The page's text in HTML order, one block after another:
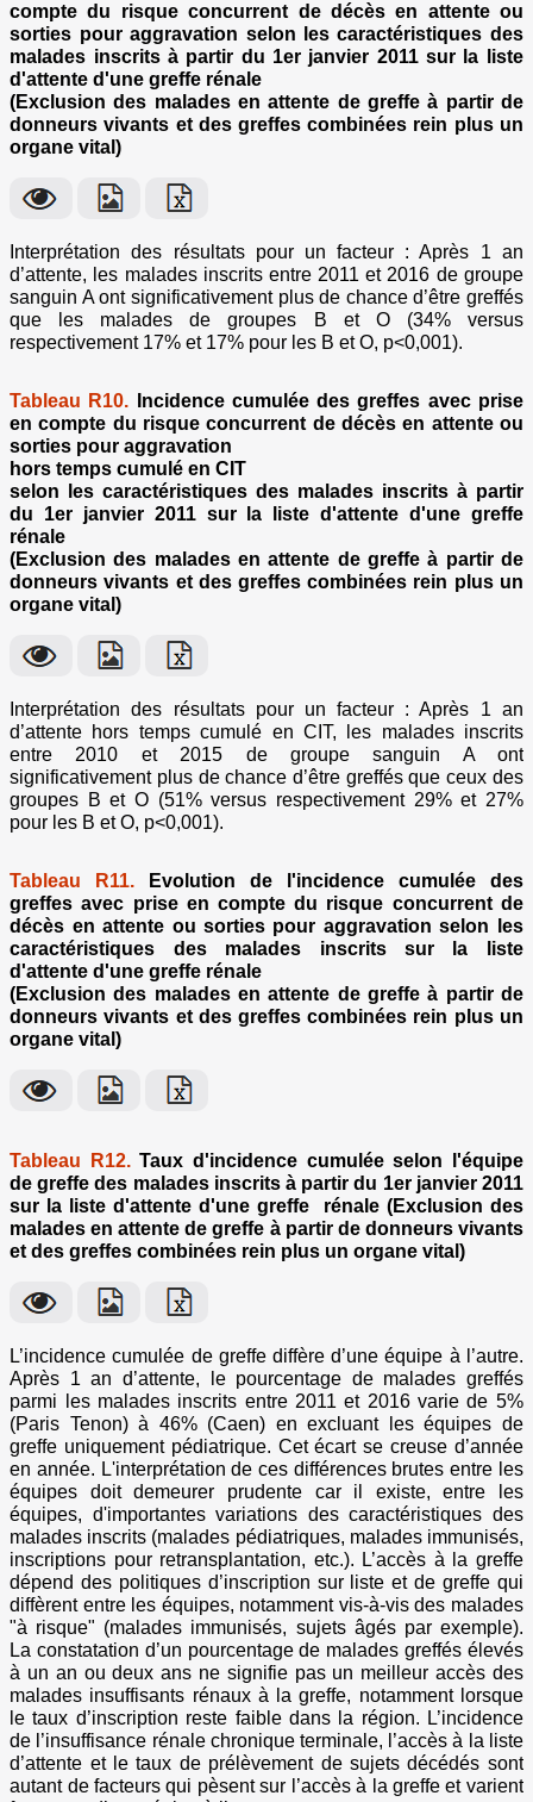
compte du risque concurrent de décès en attente ou
sorties pour aggravation selon les caractéristiques des
malades inscrits à partir du 1er janvier 2011 sur la liste
d'attente d'une greffe rénale
(Exclusion des malades en attente de greffe à partir de
donneurs vivants et des greffes combinées rein plus un
organe vital)
Interprétation des résultats pour un facteur : Après 1 an
d’attente, les malades inscrits entre 2011 et 2016 de groupe
sanguin A ont significativement plus de chance d’être greffés
que les malades de groupes B et O (34% versus
respectivement 17% et 17% pour les B et O, p<0,001).
Tableau R10. Incidence cumulée des greffes avec prise
en compte du risque concurrent de décès en attente ou
sorties pour aggravation
hors temps cumulé en CIT
selon les caractéristiques des malades inscrits à partir
du 1er janvier 2011 sur la liste d'attente d'une greffe
rénale
(Exclusion des malades en attente de greffe à partir de
donneurs vivants et des greffes combinées rein plus un
organe vital)
Interprétation des résultats pour un facteur : Après 1 an
d’attente hors temps cumulé en CIT, les malades inscrits
entre 2010 et 2015 de groupe sanguin A ont
significativement plus de chance d’être greffés que ceux des
groupes B et O (51% versus respectivement 29% et 27%
pour les B et O, p<0,001).
Tableau R11. Evolution de l'incidence cumulée des
greffes avec prise en compte du risque concurrent de
décès en attente ou sorties pour aggravation selon les
caractéristiques des malades inscrits sur la liste
d'attente d'une greffe rénale
(Exclusion des malades en attente de greffe à partir de
donneurs vivants et des greffes combinées rein plus un
organe vital)
Tableau R12.Taux d'incidence cumulée selon l'équipe
de greffe des malades inscrits à partir du 1er janvier 2011
sur la liste d'attente d'une greffe rénale (Exclusion des
malades en attente de greffe à partir de donneurs vivants
et des greffes combinées rein plus un organe vital)
L’incidence cumulée de greffe diffère d’une équipe à l’autre.
Après 1 an d’attente, le pourcentage de malades greffés
parmi les malades inscrits entre 2011 et 2016 varie de 5%
(Paris Tenon) à 46% (Caen) en excluant les équipes de
greffe uniquement pédiatrique. Cet écart se creuse d’année
en année. L'interprétation de ces différences brutes entre les
équipes doit demeurer prudente car il existe, entre les
équipes, d'importantes variations des caractéristiques des
malades inscrits (malades pédiatriques, malades immunisés,
inscriptions pour retransplantation, etc.). L’accès à la greffe
dépend des politiques d’inscription sur liste et de greffe qui
diffèrent entre les équipes, notamment vis-à-vis des malades
"à risque" (malades immunisés, sujets âgés par exemple).
La constatation d’un pourcentage de malades greffés élevés
à un an ou deux ans ne signifie pas un meilleur accès des
malades insuffisants rénaux à la greffe, notamment lorsque
le taux d’inscription reste faible dans la région. L’incidence
de l’insuffisance rénale chronique terminale, l’accès à la liste
d’attente et le taux de prélèvement de sujets décédés sont
autant de facteurs qui pèsent sur l’accès à la greffe et varient